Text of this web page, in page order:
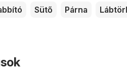
Sütő Párna